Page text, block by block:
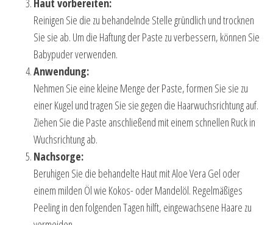
Haut vorbereiten:
Reinigen Sie die zu behandelnde Stelle gründlich und trocknen
Sie sie ab. Um die Haftung der Paste zu verbessern, können Sie
Babypuder verwenden.
Anwendung:
Nehmen Sie eine kleine Menge der Paste, formen Sie sie zu
einer Kugel und tragen Sie sie gegen die Haarwuchsrichtung auf.
Ziehen Sie die Paste anschließend mit einem schnellen Ruck in
Wuchsrichtung ab.
Nachsorge:
Beruhigen Sie die behandelte Haut mit Aloe Vera Gel oder
einem milden Öl wie Kokos- oder Mandelöl. Regelmäßiges
Peeling in den folgenden Tagen hilft, eingewachsene Haare zu